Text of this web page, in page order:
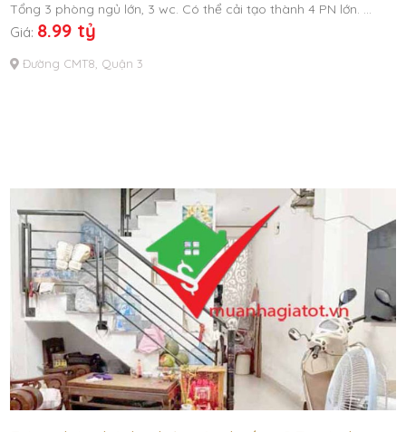
Tổng 3 phòng ngủ lớn, 3 wc. Có thể cải tạo thành 4 PN lớn. …
Giá: 8.99 tỷ
Đường CMT8, Quận 3